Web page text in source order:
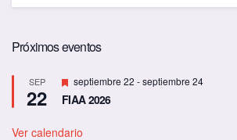
Próximos eventos
SEP
22
D
e
s
a
septiembre 22 -septiembre 24
FIAA 2026
Ver calendario